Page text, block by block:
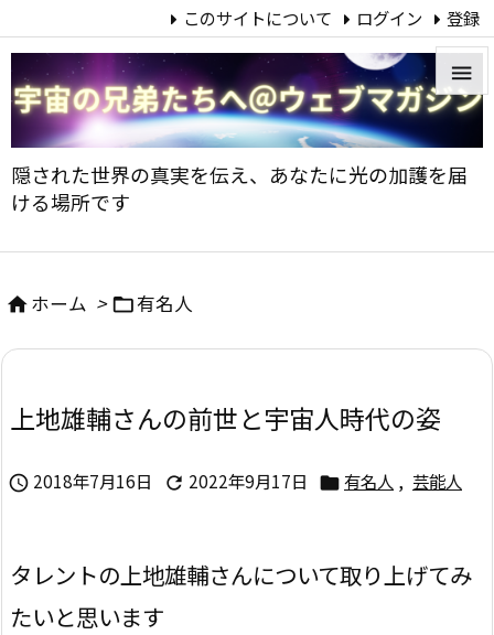
隠された世界の真実を伝え、あなたに光の加護を届
ける場所です


メニ


次へ
このサイトについて ログイン 登録
ホーム > 有名人
上地雄輔さんの前世と宇宙人時代の姿
 2018年7月16日  2022年9月17日  有名人 , 芸能人
タレントの上地雄輔さんについて取り上げてみ
たいと思います